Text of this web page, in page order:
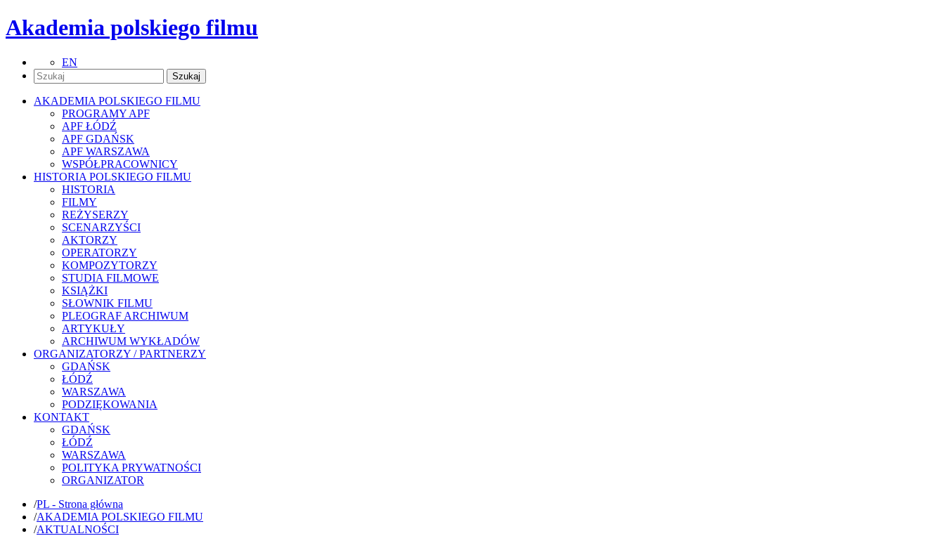
Akademia polskiego filmu
EN
AKADEMIA POLSKIEGO FILMU
PROGRAMY APF
APF ŁÓDŹ
APF GDAŃSK
APF WARSZAWA
WSPÓŁPRACOWNICY
HISTORIA POLSKIEGO FILMU
HISTORIA
FILMY
REŻYSERZY
SCENARZYŚCI
AKTORZY
OPERATORZY
KOMPOZYTORZY
STUDIA FILMOWE
KSIĄŻKI
SŁOWNIK FILMU
PLEOGRAF ARCHIWUM
ARTYKUŁY
ARCHIWUM WYKŁADÓW
ORGANIZATORZY / PARTNERZY
GDAŃSK
ŁÓDŹ
WARSZAWA
PODZIĘKOWANIA
KONTAKT
GDAŃSK
ŁÓDŹ
WARSZAWA
POLITYKA PRYWATNOŚCI
ORGANIZATOR
/PL - Strona główna
/AKADEMIA POLSKIEGO FILMU
/AKTUALNOŚCI